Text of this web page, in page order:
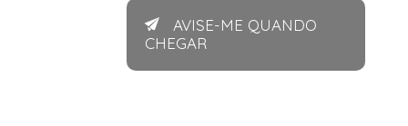
AVISE-ME QUANDO
CHEGAR